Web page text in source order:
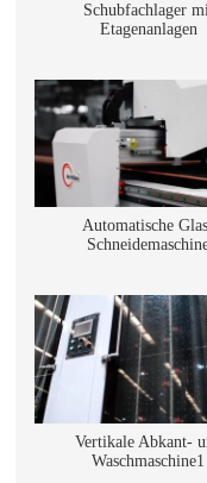
Schubfachlager
Etagenanlagen
Automatische
Vertikale Abkant-
Waschmaschine1